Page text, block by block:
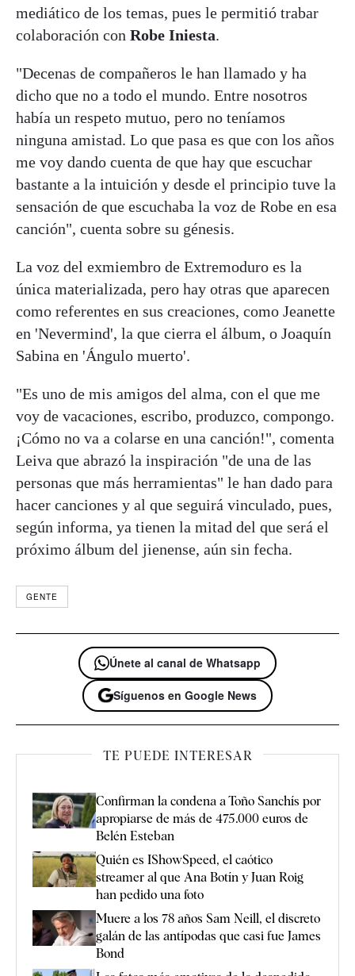
mediático de los temas, pues le permitió trabar
colaboración con Robe Iniesta.
"Decenas de compañeros le han llamado y ha
dicho que no a todo el mundo. Entre nosotros
había un respeto mutuo, pero no teníamos
ninguna amistad. Lo que pasa es que con los años
me voy dando cuenta de que hay que escuchar
bastante a la intuición y desde el principio tuve la
sensación de que escuchaba la voz de Robe en esa
canción", cuenta sobre su génesis.
La voz del exmiembro de Extremoduro es la
única materializada, pero hay otras que aparecen
como referentes en sus creaciones, como Jeanette
en 'Nevermind', la que cierra el álbum, o Joaquín
Sabina en 'Ángulo muerto'.
"Es uno de mis amigos del alma, con el que me
voy de vacaciones, escribo, produzco, compongo.
¡Cómo no va a colarse en una canción!", comenta
Leiva que abrazó la inspiración "de una de las
personas que más herramientas" le han dado para
hacer canciones y al que seguirá vinculado, pues,
según informa, ya tienen la mitad del que será el
próximo álbum del jienense, aún sin fecha.
GENTE
Únete al canal de Whatsapp
Síguenos en Google News
TE PUEDE INTERESAR
Confirman la condena a Toño Sanchís por
apropiarse de más de 475.000 euros de
Belén Esteban
Quién es IShowSpeed, el caótico
streamer al que Ana Botín y Juan Roig
han pedido una foto
Muere a los 78 años Sam Neill, el discreto
galán de las antípodas que casi fue James
Bond